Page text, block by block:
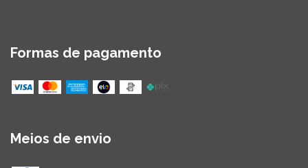
Formas de pagamento
Meios de envio